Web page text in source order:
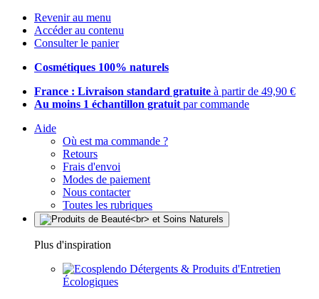
Revenir au menu
Accéder au contenu
Consulter le panier
Cosmétiques 100% naturels
France : Livraison standard gratuite à partir de 49,90 €
Au moins 1 échantillon gratuit par commande
Aide
Où est ma commande ?
Retours
Frais d'envoi
Modes de paiement
Nous contacter
Toutes les rubriques
Plus d'inspiration
Détergents & Produits d'Entretien
Écologiques